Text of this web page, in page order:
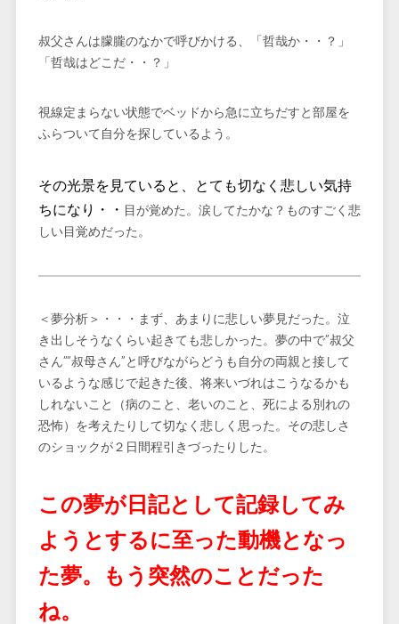
叔父さんは朦朧のなかで呼びかける、「哲哉か・・？」
「哲哉はどこだ・・？」
視線定まらない状態でベッドから急に立ちだすと部屋を
ふらついて自分を探しているよう。
その光景を見ていると、とても切なく悲しい気持
ちになり・・ 目が覚めた。涙してたかな？ものすごく悲
しい目覚めだった。
＜夢分析＞・・・まず、あまりに悲しい夢見だった。泣
き出しそうなくらい起きても悲しかった。夢の中で”叔父
さん””叔母さん”と呼びながらどうも自分の両親と接して
いるような感じで起きた後、将来いづれはこうなるかも
しれないこと（病のこと、老いのこと、死による別れの
恐怖）を考えたりして切なく悲しく思った。その悲しさ
のショックが２日間程引きづったりした。
この夢が日記として記録してみ
ようとするに至った動機となっ
た夢。もう突然のことだった
ね。